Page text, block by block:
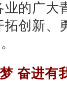
的广大
创新、
奋进